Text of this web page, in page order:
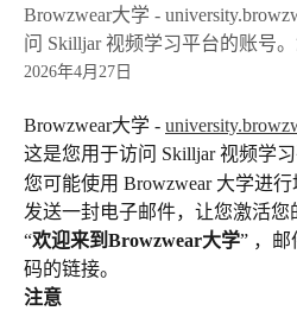
Browzwear大学 -
问 Skilljar 视频学习平台的账号
2026年4月27日
Browzwear大学 -
这是您用于访问 Skilljar 视频学习
您可能使用 Browzwear 大学进
发送一封电子邮件，让您激活
“欢迎来到Browzwear大学” ，
码的链接。
注意